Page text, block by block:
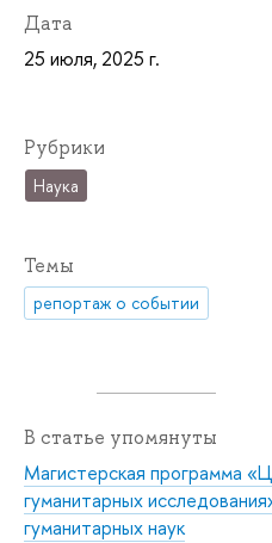
Дата
25 июля, 2025 г.
Рубрики
Наука
Темы
репортаж о событии
В статье упомянуты
Магистерская программа
гуманитарных
гуманитарных наук